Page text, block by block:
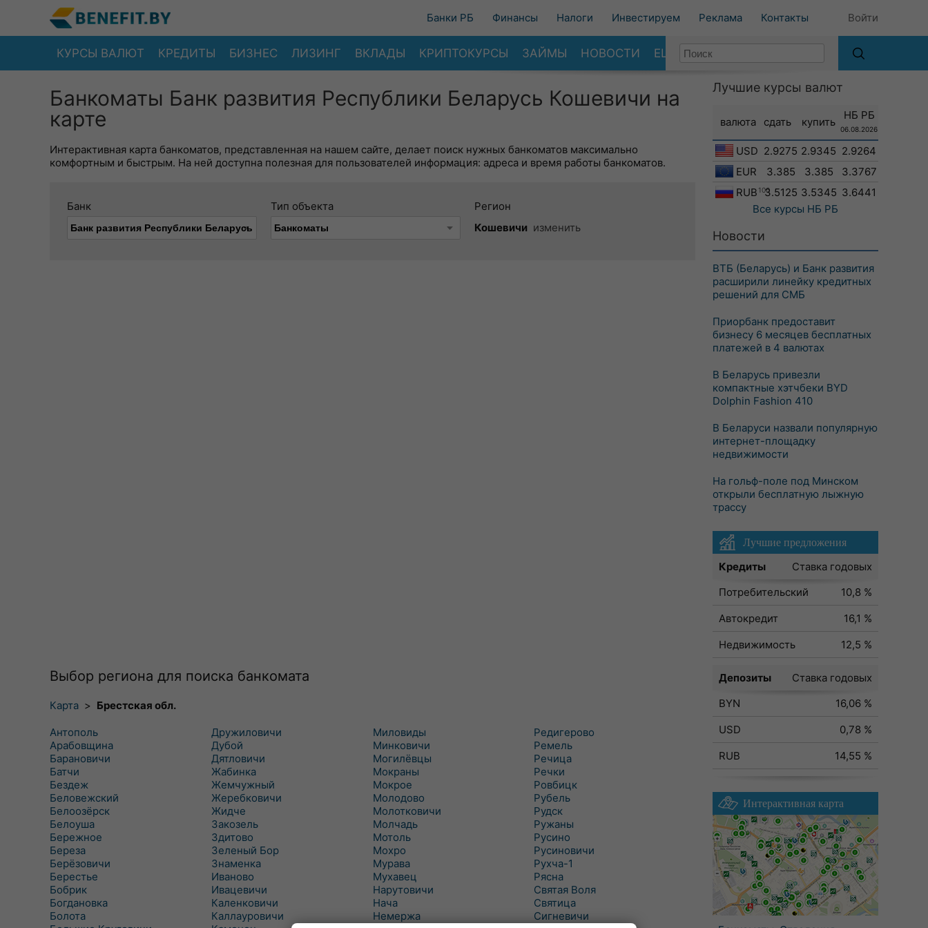
Банки РБ Финансы Налоги Инвестируем Реклама Контакты Войти
КУРСЫ ВАЛЮТ КРЕДИТЫ БИЗНЕС ЛИЗИНГ ВКЛАДЫ КРИПТОКУРСЫ ЗАЙМЫ НОВОСТИ ЕЩЕ
Банкоматы Банк развития Республики Беларусь Кошевичи на
карте
Интерактивная карта банкоматов, представленная на нашем сайте, делает поиск нужных банкоматов максимально
комфортным и быстрым. На ней доступна полезная для пользователей информация: адреса и время работы банкоматов.
Банк Тип объекта
Регион
Кошевичи изменить
Выбор региона для поиска банкомата
Карта > Брестская обл.
Антополь
Арабовщина
Барановичи
Батчи
Бездеж
Беловежский
Белоозёрск
Белоуша
Бережное
Береза
Берёзовичи
Берестье
Бобрик
Богдановка
Болота
Дружиловичи
Дубой
Дятловичи
Жабинка
Жемчужный
Жеребковичи
Жидче
Закозель
Здитово
Зеленый Бор
Знаменка
Иваново
Ивацевичи
Каленковичи
Каллауровичи
Миловиды
Минковичи
Могилёвцы
Мокраны
Мокрое
Молодово
Молотковичи
Молчадь
Мотоль
Мохро
Мурава
Мухавец
Нарутовичи
Нача
Немержа
Редигерово
Ремель
Речица
Речки
Ровбицк
Рубель
Рудск
Ружаны
Русино
Русиновичи
Рухча-1
Рясна
Святая Воля
Святица
Сигневичи
Лучшие курсы валют
валюта сдать купить
НБ РБ
06.08.2026
USD 2.9275 2.9345 2.9264
EUR
3.385 3.385
3.3767
RUB 1003.5125 3.5345 3.6441
Все курсы НБ РБ
Новости
ВТБ (Беларусь) и Банк развития
расширили линейку кредитных
решений для СМБ
Приорбанк предоставит
бизнесу 6 месяцев бесплатных
платежей в 4 валютах
В Беларусь привезли
компактные хэтчбеки BYD
Dolphin Fashion 410
В Беларуси назвали популярную
интернет-площадку
недвижимости
На гольф-поле под Минском
открыли бесплатную лыжную
трассу
Лучшие предложения
Кредиты
Ставка годовых
Потребительский
10,8 %
Автокредит
16,1 %
Недвижимость
12,5 %
Депозиты
Ставка годовых
BYN
16,06 %
USD
0,78 %
RUB
14,55 %
Интерактивная карта